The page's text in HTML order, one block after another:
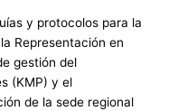
y protocolos para la
Representación en
gestión del
(KMP) y el
de la sede regional